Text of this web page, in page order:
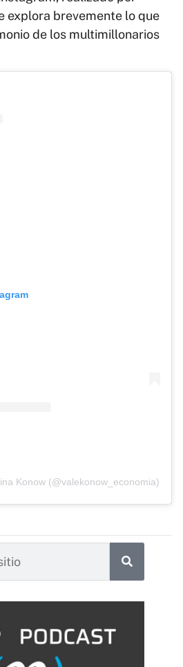
explora brevemente lo que
de los multimillonarios
Konow (@valekonow_economia)